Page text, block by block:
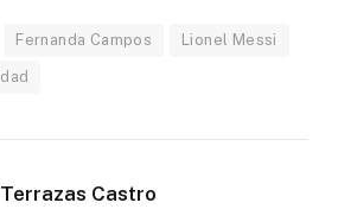
Fernanda Campos Lionel Messi
Castro